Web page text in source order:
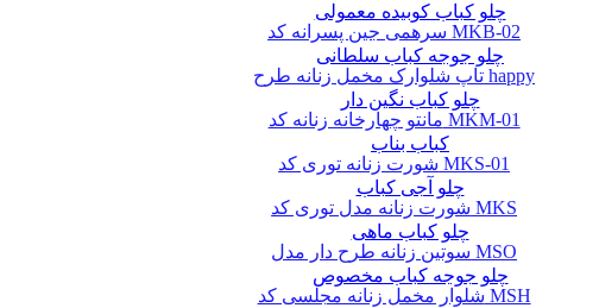
سرهمی جین پسرانه کد MKB-02
تاپ شلوارک مخمل زنانه طرح happy
مانتو چهارخانه زنانه کد MKM-01
شورت زنانه توری کد MKS-01
شورت زنانه مدل توری کد MKS
سوتین زنانه طرح دار مدل MSO
شلوار مخمل زنانه مجلسی کد MSH
چلو کباب کوبیده معمولی
چلو جوجه کباب سلطانی
چلو کباب نگین دار
کباب بناب
چلو آجی کباب
چلو کباب ماهی
چلو جوجه کباب مخصوص